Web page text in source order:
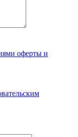
оферты и